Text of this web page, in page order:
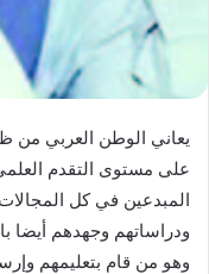
يعاني الوطن العربي من
على مستوى التقدم
المبدعين في كل
ودراساتهم وجهدهم أيضا
وهو من قام بتعليمهم